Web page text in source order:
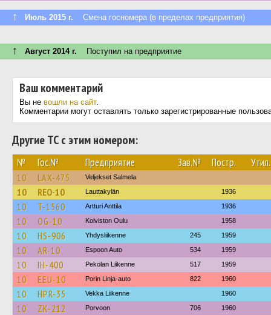
↑ Июль 2015 г. Смена госномера (в пределах предприятия)
↑ Август 2014 г. Поступил на предприятие
Ваш комментарий
Вы не вошли на сайт.
Комментарии могут оставлять только зарегистрированные
Другие ТС с этим номером:
№ Гос.№ Предприятие Зав.№ Постр. Утил.
10 LAX-475 Veljekset Salmela
10 REO-10 Lauttakylän 1936
10 T-1560 Artturi Anttila 1936
10 OG-10 Koiviston Oulu 1958
10 HS-906 Yhdysliikenne 245 1959
10 AR-10 Espoon Auto 534 1959
10 IH-400 Pekolan Liikenne 517 1959
10 EEU-10 Porin Linja-auto 822 1960
10 HPR-35 Vekka Liikenne 1960
10 ZK-212 Porvoon 706 1960